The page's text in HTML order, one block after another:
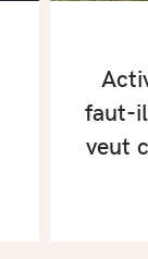
faut-
veut